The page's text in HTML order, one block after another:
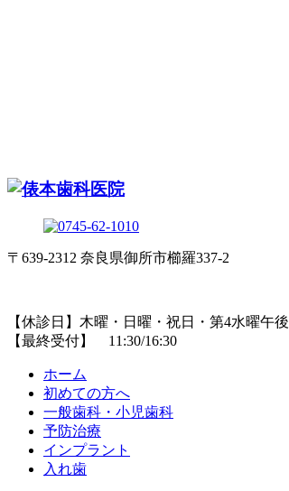
〒639-2312 奈良県御所市櫛羅337-2
【休診日】木曜・日曜・祝日・第4水曜午後
【最終受付】 11:30/16:30
ホーム
初めての方へ
一般歯科・小児歯科
予防治療
インプラント
入れ歯